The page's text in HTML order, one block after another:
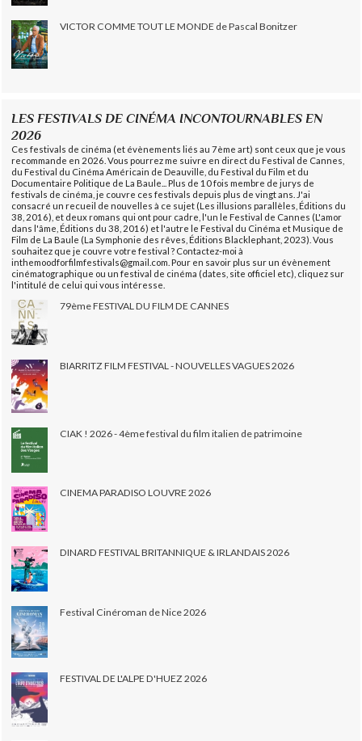
VICTOR COMME TOUT LE MONDE de Pascal Bonitzer
LES FESTIVALS DE CINÉMA INCONTOURNABLES EN
2026
Ces festivals de cinéma (et évènements liés au 7ème art) sont ceux que je vous
recommande en 2026. Vous pourrez me suivre en direct du Festival de Cannes,
du Festival du Cinéma Américain de Deauville, du Festival du Film et du
Documentaire Politique de La Baule... Plus de 10 fois membre de jurys de
festivals de cinéma, je couvre ces festivals depuis plus de vingt ans. J'ai
consacré un recueil de nouvelles à ce sujet (Les illusions parallèles, Éditions du
38, 2016), et deux romans qui ont pour cadre, l'un le Festival de Cannes (L'amor
dans l'âme, Éditions du 38, 2016) et l'autre le Festival du Cinéma et Musique de
Film de La Baule (La Symphonie des rêves, Éditions Blacklephant, 2023). Vous
souhaitez que je couvre votre festival ? Contactez-moi à
inthemoodforfilmfestivals@gmail.com. Pour en savoir plus sur un évènement
cinématographique ou un festival de cinéma (dates, site officiel etc), cliquez sur
l'intitulé de celui qui vous intéresse.
79ème FESTIVAL DU FILM DE CANNES
BIARRITZ FILM FESTIVAL - NOUVELLES VAGUES 2026
CIAK ! 2026 - 4ème festival du film italien de patrimoine
CINEMA PARADISO LOUVRE 2026
DINARD FESTIVAL BRITANNIQUE & IRLANDAIS 2026
Festival Cinéroman de Nice 2026
FESTIVAL DE L'ALPE D'HUEZ 2026